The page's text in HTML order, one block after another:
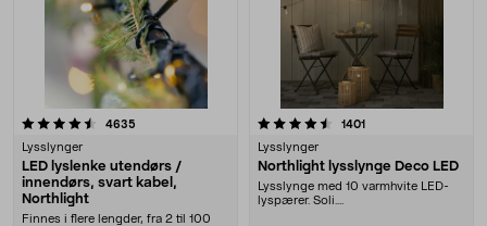
4635
Lysslynger
LED lyslenke utendørs /
innendørs, svart kabel,
Northlight
Finnes i flere lengder, fra 2 til 100
4.5 av 5 stjerner 1401
Lysslynger
Northlight lysslynge Deco LED
Lysslynge med 10 varmhvite LED-
lyspærer. Soli....